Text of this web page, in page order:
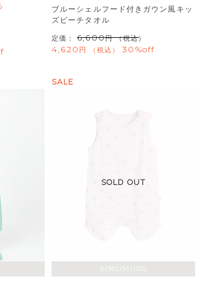
ブルーシェルフード付きガウン風キッ
ズビーチタオル
定価： 6,600 （税込）
4,620 税込 30%off
S(90)/M(110)
SOLD OUT
SALE